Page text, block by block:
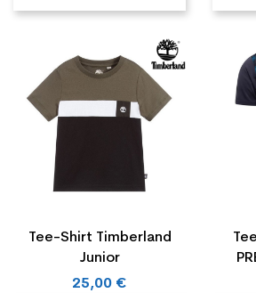
Tee-Shirt Timberland
Junior
25,00 €